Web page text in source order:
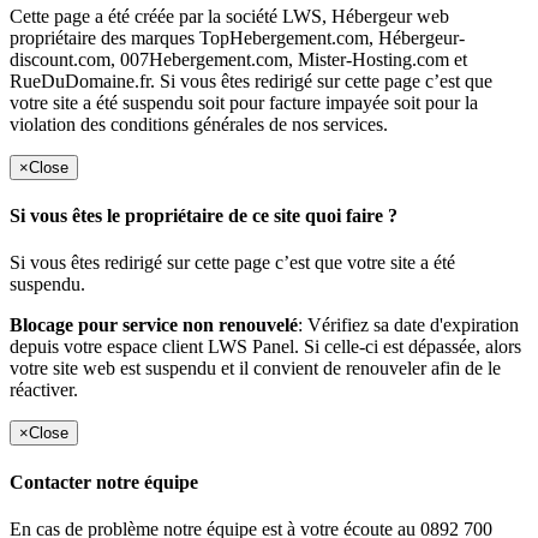
Cette page a été créée par la société LWS, Hébergeur web
propriétaire des marques TopHebergement.com, Hébergeur-
discount.com, 007Hebergement.com, Mister-Hosting.com et
RueDuDomaine.fr. Si vous êtes redirigé sur cette page c’est que
votre site a été suspendu soit pour facture impayée soit pour la
violation des conditions générales de nos services.
×Close
Si vous êtes le propriétaire de ce site quoi faire ?
Si vous êtes redirigé sur cette page c’est que votre site a été
suspendu.
Blocage pour service non renouvelé: Vérifiez sa date d'expiration
depuis votre espace client LWS Panel. Si celle-ci est dépassée, alors
votre site web est suspendu et il convient de renouveler afin de le
réactiver.
×Close
Contacter notre équipe
En cas de problème notre équipe est à votre écoute au 0892 700